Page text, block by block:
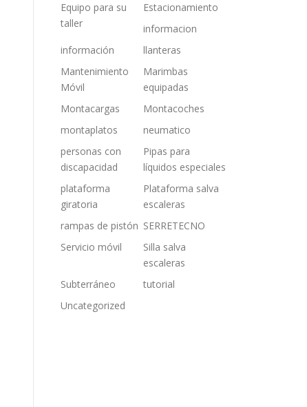
Equipo para su
taller
Estacionamiento
informacion
información
llanteras
Mantenimiento
Móvil
Marimbas
equipadas
Montacargas
Montacoches
montaplatos
neumatico
personas con
discapacidad
Pipas para
líquidos especiales
plataforma
giratoria
Plataforma salva
escaleras
rampas de pistón SERRETECNO
Servicio móvil
Silla salva
escaleras
Subterráneo
tutorial
Uncategorized